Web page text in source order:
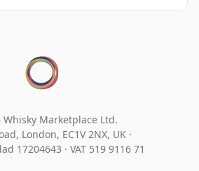
Marketplace Ltd.
London, EC1V 2NX, UK ·
17204643 · VAT 519 9116 71